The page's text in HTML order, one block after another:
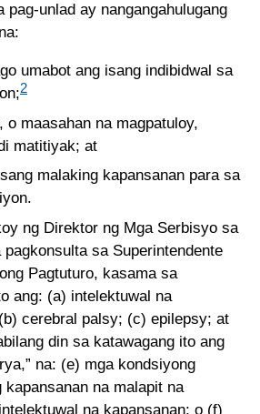
pag-unlad ay nangangahulugang
umabot ang isang indibidwal sa
2
o maasahan na magpatuloy,
matitiyak; at
malaking kapansanan para sa
ng Direktor ng Mga Serbisyo sa
pagkonsulta sa Superintendente
Pagtuturo, kasama sa
ang: (a) intelektuwal na
cerebral palsy; (c) epilepsy; at
din sa katawagang ito ang
na: (e) mga kondsiyong
kapansanan na malapit na
na kapansanan; o (f)